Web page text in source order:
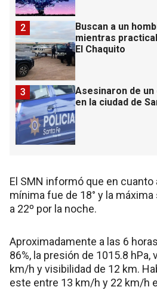
Buscan a un
mientras
El Chaquito
2
Asesinaron de
en la ciudad de
3
El SMN informó que en cuanto
mínima fue de 18° y la máxima
a 22º por la noche.
Aproximadamente a las 6
86%, la presión de 1015.8 hPa,
km/h y visibilidad de 12 km.
este entre 13 km/h y 22 km/h